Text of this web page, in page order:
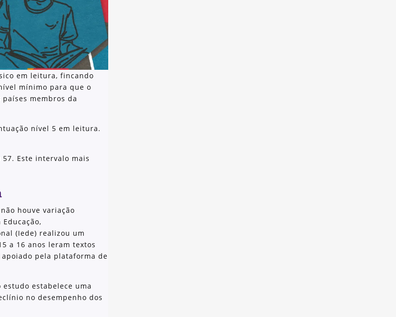
em leitura, fincando
mínimo para que o
membros da
nível 5 em leitura.
Este intervalo mais
houve variação
(Iede) realizou um
a 16 anos leram textos
pela plataforma de
estudo estabelece uma
no desempenho dos